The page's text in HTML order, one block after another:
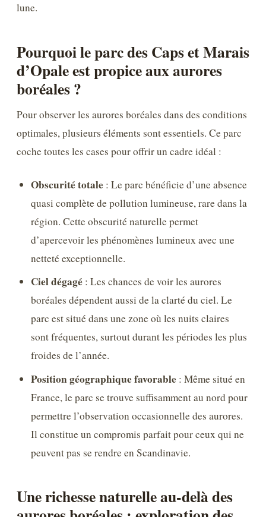
lune.
Pourquoi le parc des Caps et Marais
d’Opale est propice aux aurores
boréales ?
Pour observer les aurores boréales dans des conditions
optimales, plusieurs éléments sont essentiels. Ce parc
coche toutes les cases pour offrir un cadre idéal :
Obscurité totale : Le parc bénéficie d’une absence
quasi complète de pollution lumineuse, rare dans la
région. Cette obscurité naturelle permet
d’apercevoir les phénomènes lumineux avec une
netteté exceptionnelle.
Ciel dégagé : Les chances de voir les aurores
boréales dépendent aussi de la clarté du ciel. Le
parc est situé dans une zone où les nuits claires
sont fréquentes, surtout durant les périodes les plus
froides de l’année.
Position géographique favorable : Même situé en
France, le parc se trouve suffisamment au nord pour
permettre l’observation occasionnelle des aurores.
Il constitue un compromis parfait pour ceux qui ne
peuvent pas se rendre en Scandinavie.
Une richesse naturelle au-delà des